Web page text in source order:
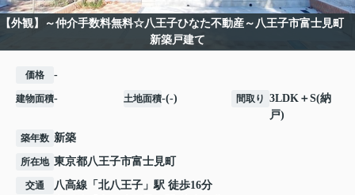
【外観】～仲介手数料無料☆八王子ひなた不動産～八王子市富士見町
新築戸建て
価格 -
建物面積- 土地面積-(-) 間取り 3LDK＋S(納
戸)
築年数 新築
所在地 東京都八王子市富士見町
交通 八高線 「 北八王子 」駅 徒歩16分